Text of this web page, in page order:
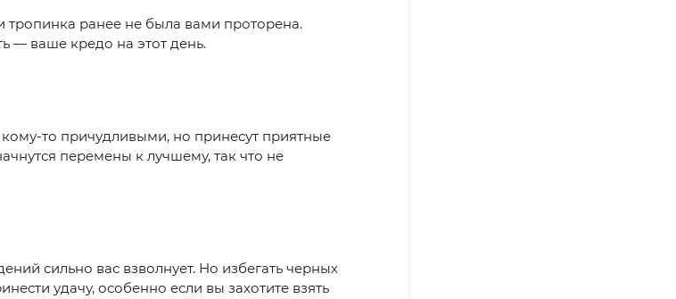
тропинка ранее не была вами проторена.
— ваше кредо на этот день.
то причудливыми, но принесут приятные
перемены к лучшему, так что не
сильно вас взволнует. Но избегать черных
удачу, особенно если вы захотите взять